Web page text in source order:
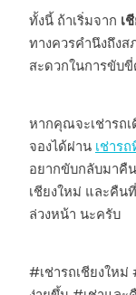
ทั้งนี้ ถ้าเริ่มจาก เ
ทางควรคำนึงถึงส
สะดวกในการขับ
หากคุณจะเช่ารถเ
จองได้ผ่าน เช่าร
อยากขับกลับมาคื
เชียงใหม่ และคืน
ล่วงหน้า นะครับ
#เช่ารถเชียงให